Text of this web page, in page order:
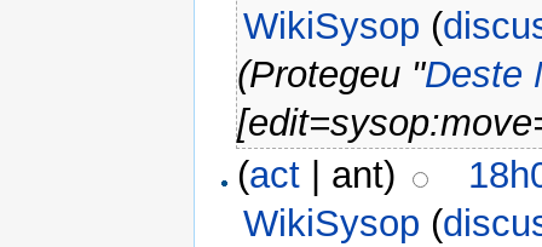
WikiSysop (
(Protegeu "Deste
(act | ant)
WikiSysop (